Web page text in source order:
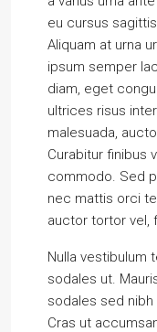
eu cursus
Aliquam at urna
ipsum semper
diam, eget
ultrices risus
malesuada,
Curabitur finibus
commodo. Sed
nec mattis orci
auctor tortor vel,
Nulla vestibulum
sodales ut.
sodales sed nibh
Cras ut